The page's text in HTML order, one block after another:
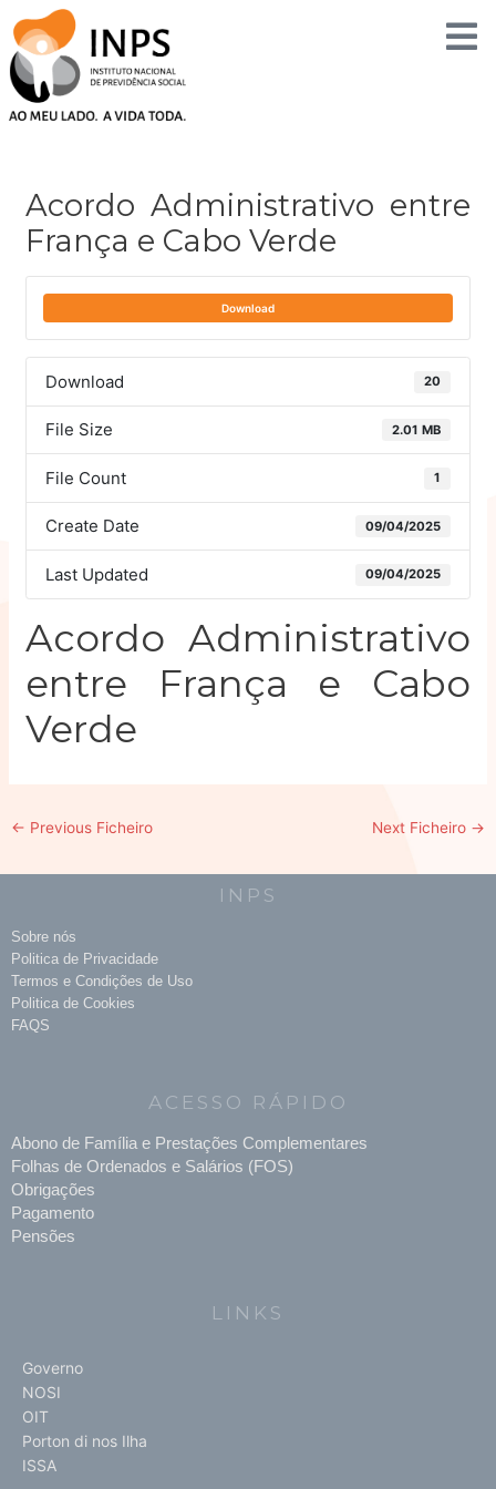
to
content
Acordo Administrativo entre
França e Cabo Verde
Download
Download 20
File Size 2.01 MB
File Count 1
Create Date 09/04/2025
Last Updated 09/04/2025
Acordo Administrativo
entre França e Cabo
Verde
← Previous Ficheiro Next Ficheiro →
INPS
Sobre nós
Politica de Privacidade
Termos e Condições de Uso
Politica de Cookies
FAQS
ACESSO RÁPIDO
Abono de Família e Prestações Complementares
Folhas de Ordenados e Salários (FOS)
Obrigações
Pagamento
Pensões
LINKS
Governo
NOSI
OIT
Porton di nos Ilha
ISSA